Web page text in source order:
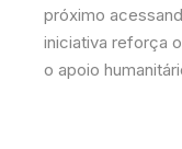
próximo
iniciativa reforça
o apoio